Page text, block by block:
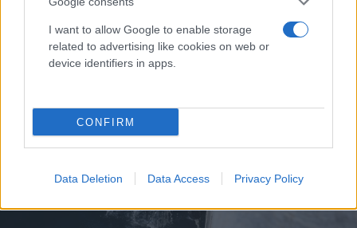
I want to allow Google to enable storage
related to advertising like cookies on web or
device identifiers in apps.
CONFIRM
Data Deletion Data Access Privacy Policy